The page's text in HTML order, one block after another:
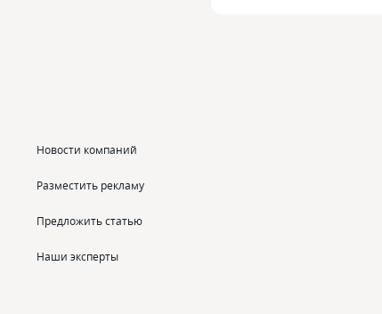
Новости компаний
Разместить рекламу
Предложить статью
Наши эксперты